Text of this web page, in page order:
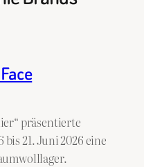
präsentierte
bis 21. Juni 2026 eine